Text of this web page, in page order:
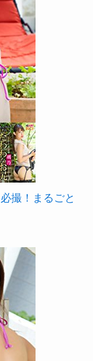
撮！まるごと